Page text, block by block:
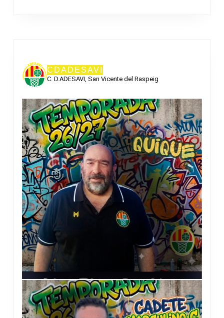
CDADESAVI
C. D.ADESAVI, San Vicente del Raspeig